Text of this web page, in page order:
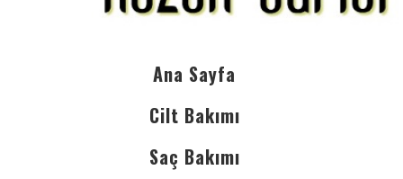
Ana Sayfa
Cilt Bakımı
Saç Bakımı